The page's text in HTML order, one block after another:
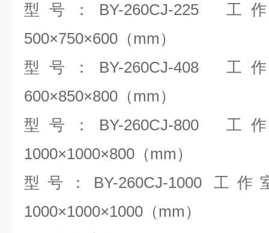
型号：BY-260CJ-225 工
500×750×600（mm）
型号：BY-260CJ-408 工
600×850×800（mm）
型号：BY-260CJ-800 工
1000×1000×800（mm）
型号：BY-260CJ-1000 工
1000×1000×1000（mm）